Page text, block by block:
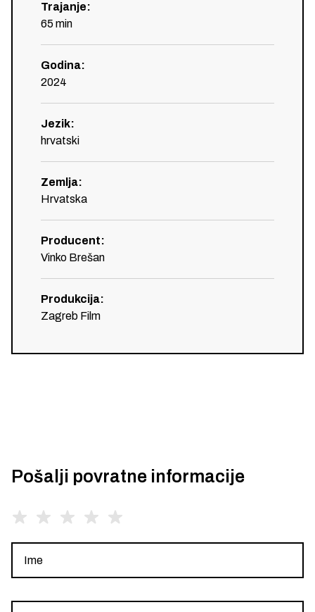
Trajanje:
65 min
Godina:
2024
Jezik:
hrvatski
Zemlja:
Hrvatska
Producent:
Vinko Brešan
Produkcija:
Zagreb Film
Pošalji povratne informacije